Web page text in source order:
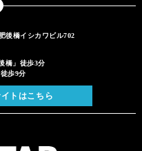
後橋イシカワビル702
橋」徒歩3分
歩9分
トはこちら